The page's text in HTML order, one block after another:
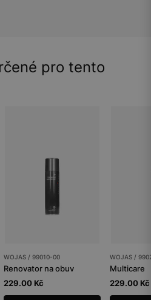
pro tento
WOJAS / 99010-00
Renovator na obuv
229.00 Kč
WOJAS /
Multicare
229.00 Kč